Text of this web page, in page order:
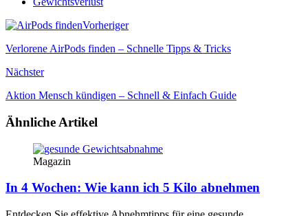
Vorheriger
Verlorene AirPods finden – Schnelle Tipps & Tricks
Nächster
Aktion Mensch kündigen – Schnell & Einfach Guide
Ähnliche Artikel
Magazin
In 4 Wochen: Wie kann ich 5 Kilo abnehmen